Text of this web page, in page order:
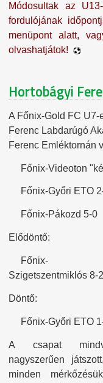
Módosultak az
fordulójának
menüpont alatt,
olvashatjátok!
Hortobágyi
A Főnix-Gold FC
Ferenc Labdarúgó
Ferenc Emléktornán
Főnix-Videoton
Főnix-Győri ETO
Főnix-Pákozd 5-0
Elődöntő:
Főnix-
Szigetszentmiklós 8-2
Döntő:
Főnix-Győri ETO
A csapat
nagyszerűen
minden